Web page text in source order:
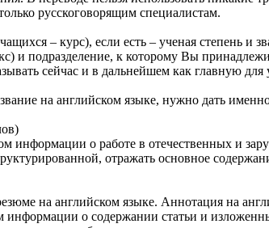
русскоговорящим специалистам.
– курс), если есть – ученая степень и
и подразделение, к которому Вы
сейчас и в дальнейшем как главную для
на английском языке, нужно дать
информации о работе в отечественных и
отражать основное
на английском языке. Аннотация на
о содержании статьи и